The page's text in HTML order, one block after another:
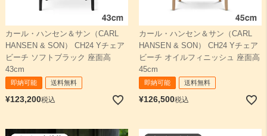
カール・ハンセン＆サン（CARL
HANSEN & SON） CH24 Yチェア
ビーチ ソフトブラック 座面高
43cm
即納可能 送料無料
¥123,200税込
カール・ハンセン＆サン（CARL
HANSEN & SON） CH24 Yチェア
ビーチ オイルフィニッシュ 座面高
45cm
即納可能 送料無料
¥126,500税込